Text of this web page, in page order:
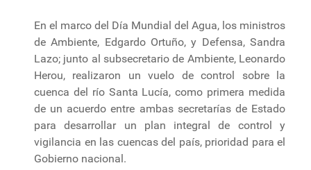
En el marco del Día Mundial del Agua, los ministros
de Ambiente, Edgardo Ortuño, y Defensa, Sandra
Lazo; junto al subsecretario de Ambiente, Leonardo
Herou, realizaron un vuelo de control sobre la
cuenca del río Santa Lucía, como primera medida
de un acuerdo entre ambas secretarías de Estado
para desarrollar un plan integral de control y
vigilancia en las cuencas del país, prioridad para el
Gobierno nacional.